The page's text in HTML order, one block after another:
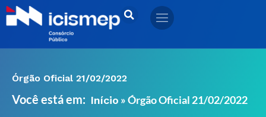
Ir
para
Órgão Oficial 21/02/2022
Você está em: Início »Órgão Oficial 21/02/2022